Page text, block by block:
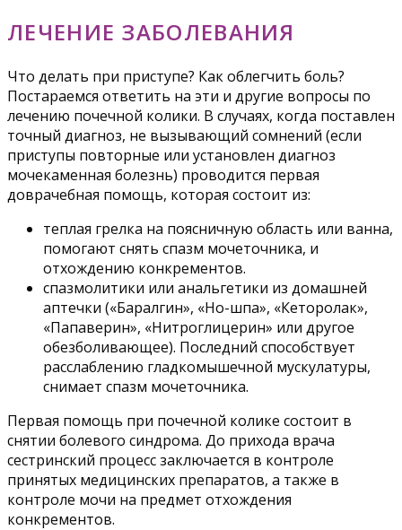
ЛЕЧЕНИЕ ЗАБОЛЕВАНИЯ
Что делать при приступе? Как облегчить боль?
Постараемся ответить на эти и другие вопросы по
лечению почечной колики. В случаях, когда поставлен
точный диагноз, не вызывающий сомнений (если
приступы повторные или установлен диагноз
мочекаменная болезнь) проводится первая
доврачебная помощь, которая состоит из:
теплая грелка на поясничную область или ванна,
помогают снять спазм мочеточника, и
отхождению конкрементов.
спазмолитики или анальгетики из домашней
аптечки («Баралгин», «Но-шпа», «Кеторолак»,
«Папаверин», «Нитроглицерин» или другое
обезболивающее). Последний способствует
расслаблению гладкомышечной мускулатуры,
снимает спазм мочеточника.
Первая помощь при почечной колике состоит в
снятии болевого синдрома. До прихода врача
сестринский процесс заключается в контроле
принятых медицинских препаратов, а также в
контроле мочи на предмет отхождения
конкрементов.